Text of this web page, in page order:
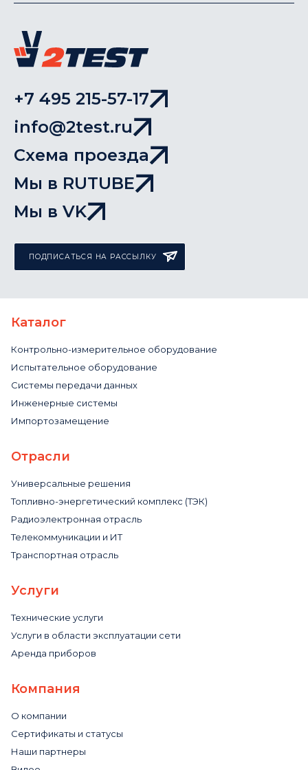
+7 495 215-57-17
info@2test.ru
Схема проезда
Мы в RUTUBE
Мы в VK
ПОДПИСАТЬСЯ НА РАССЫЛКУ
Каталог
Контрольно-измерительное оборудование
Испытательное оборудование
Системы передачи данных
Инженерные системы
Импортозамещение
Отрасли
Универсальные решения
Топливно-энергетический комплекс (ТЭК)
Радиоэлектронная отрасль
Телекоммуникации и ИТ
Транспортная отрасль
Услуги
Технические услуги
Услуги в области эксплуатации сети
Аренда приборов
Компания
О компании
Сертификаты и статусы
Наши партнеры